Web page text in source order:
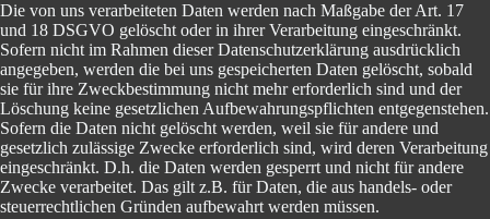
Die von uns verarbeiteten Daten werden nach Maßgabe der Art. 17
und 18 DSGVO gelöscht oder in ihrer Verarbeitung eingeschränkt.
Sofern nicht im Rahmen dieser Datenschutzerklärung ausdrücklich
angegeben, werden die bei uns gespeicherten Daten gelöscht, sobald
sie für ihre Zweckbestimmung nicht mehr erforderlich sind und der
Löschung keine gesetzlichen Aufbewahrungspflichten entgegenstehen.
Sofern die Daten nicht gelöscht werden, weil sie für andere und
gesetzlich zulässige Zwecke erforderlich sind, wird deren Verarbeitung
eingeschränkt. D.h. die Daten werden gesperrt und nicht für andere
Zwecke verarbeitet. Das gilt z.B. für Daten, die aus handels- oder
steuerrechtlichen Gründen aufbewahrt werden müssen.